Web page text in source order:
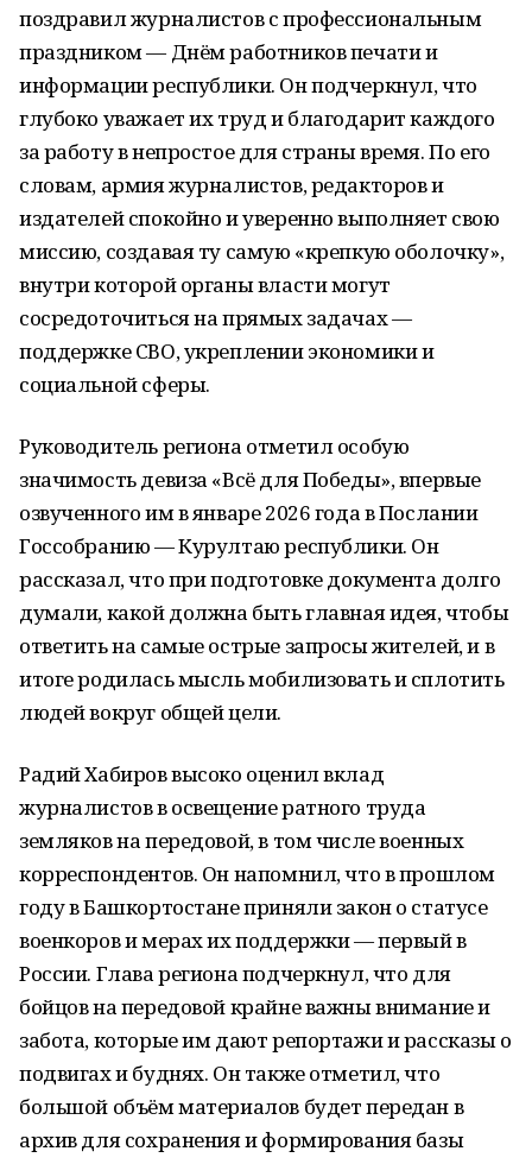
поздравил журналистов с профессиональным
праздником — Днём работников печати и
информации республики. Он подчеркнул, что
глубоко уважает их труд и благодарит каждого
за работу в непростое для страны время. По его
словам, армия журналистов, редакторов и
издателей спокойно и уверенно выполняет свою
миссию, создавая ту самую «крепкую оболочку»,
внутри которой органы власти могут
сосредоточиться на прямых задачах —
поддержке СВО, укреплении экономики и
социальной сферы.
Руководитель региона отметил особую
значимость девиза «Всё для Победы», впервые
озвученного им в январе 2026 года в Послании
Госсобранию — Курултаю республики. Он
рассказал, что при подготовке документа долго
думали, какой должна быть главная идея, чтобы
ответить на самые острые запросы жителей, и в
итоге родилась мысль мобилизовать и сплотить
людей вокруг общей цели.
Радий Хабиров высоко оценил вклад
журналистов в освещение ратного труда
земляков на передовой, в том числе военных
корреспондентов. Он напомнил, что в прошлом
году в Башкортостане приняли закон о статусе
военкоров и мерах их поддержки — первый в
России. Глава региона подчеркнул, что для
бойцов на передовой крайне важны внимание и
забота, которые им дают репортажи и рассказы о
подвигах и буднях. Он также отметил, что
большой объём материалов будет передан в
архив для сохранения и формирования базы